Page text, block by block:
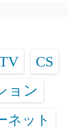
CS
ョン
ネット